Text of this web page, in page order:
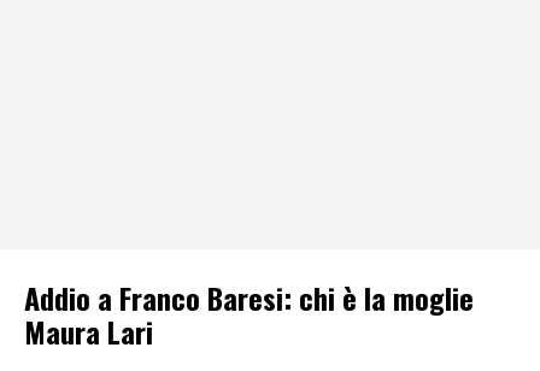
Addio a Franco Baresi: chi è la moglie
Maura Lari